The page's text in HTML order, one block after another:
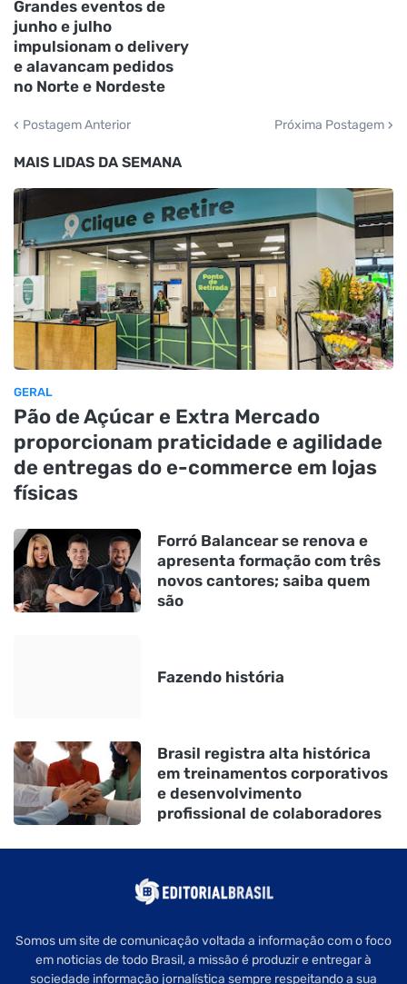
Grandes eventos de
junho e julho
impulsionam o delivery
e alavancam pedidos
no Norte e Nordeste
Postagem Anterior Próxima Postagem
MAIS LIDAS DA SEMANA
GERAL
Pão de Açúcar e Extra Mercado
proporcionam praticidade e agilidade
de entregas do e-commerce em lojas
físicas
Forró Balancear se renova e
apresenta formação com três
novos cantores; saiba quem
são
Fazendo história
Brasil registra alta histórica
em treinamentos corporativos
e desenvolvimento
profissional de colaboradores
Somos um site de comunicação voltada a informação com o foco
em noticias de todo Brasil, a missão é produzir e entregar à
sociedade informação jornalística sempre respeitando a sua